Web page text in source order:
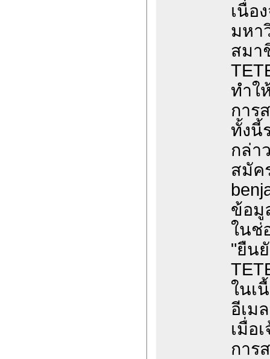
เนื่อ
มหา
สมา
ทำใ
การ
ทั้งนี้
กล่า
สมัค
ข้อมู
ในช่
"ยืน
ในเ
อีเม
เมื่อ
การ